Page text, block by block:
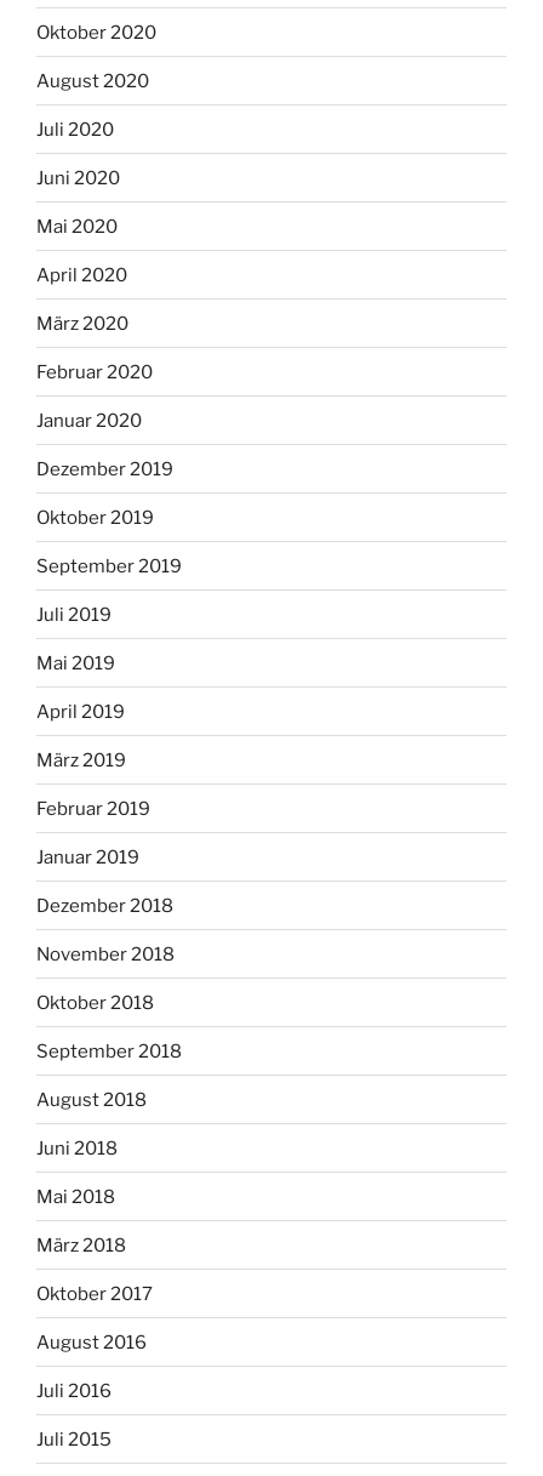
Oktober 2020
August 2020
Juli 2020
Juni 2020
Mai 2020
April 2020
März 2020
Februar 2020
Januar 2020
Dezember 2019
Oktober 2019
September 2019
Juli 2019
Mai 2019
April 2019
März 2019
Februar 2019
Januar 2019
Dezember 2018
November 2018
Oktober 2018
September 2018
August 2018
Juni 2018
Mai 2018
März 2018
Oktober 2017
August 2016
Juli 2016
Juli 2015